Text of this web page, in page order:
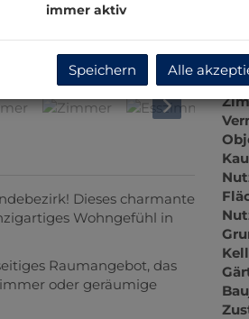
Dieses charmante
Wohngefühl in
Raumangebot, das
oder geräumige
immer aktiv
Speichern Alle